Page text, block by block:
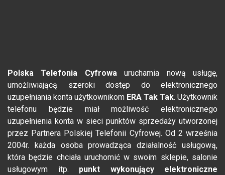
Polska Telefonia Cyfrowauruchamia nową usługę,
umożliwiającą szeroki dostęp do elektronicznego
uzupełniania konta użytkownikom ERA Tak Tak. Użytkownik
telefonu będzie miał możliwość elektronicznego
uzupełnienia konta w sieci punktów sprzedaży utworzonej
przez Partnera Polskiej Telefonii Cyfrowej. Od 2 września
2004r. każda osoba prowadząca działalność usługową,
która będzie chciała uruchomić w swoim sklepie, salonie
usługowym itp. punkt wykonujący elektroniczne